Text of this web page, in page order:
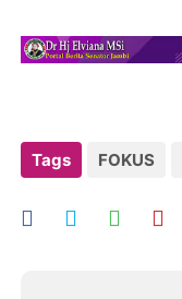
Tags FOKUS